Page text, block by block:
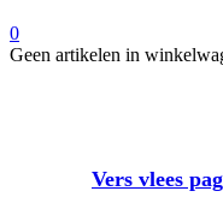
0
Geen artikelen in
Vers vlees